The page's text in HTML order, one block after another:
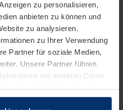
zu personalisieren,
anbieten zu können und
zu analysieren.
zu Ihrer Verwendung
Partner für soziale Medien,
Unsere Partner führen
mit weiteren Daten
der Dienste gesammelt
Glas vergrößern den
und sorgen für